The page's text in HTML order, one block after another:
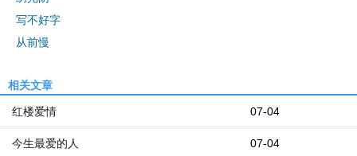
写不好字
从前慢
相关文章
07-04
红楼爱情
07-04
今生最爱的人